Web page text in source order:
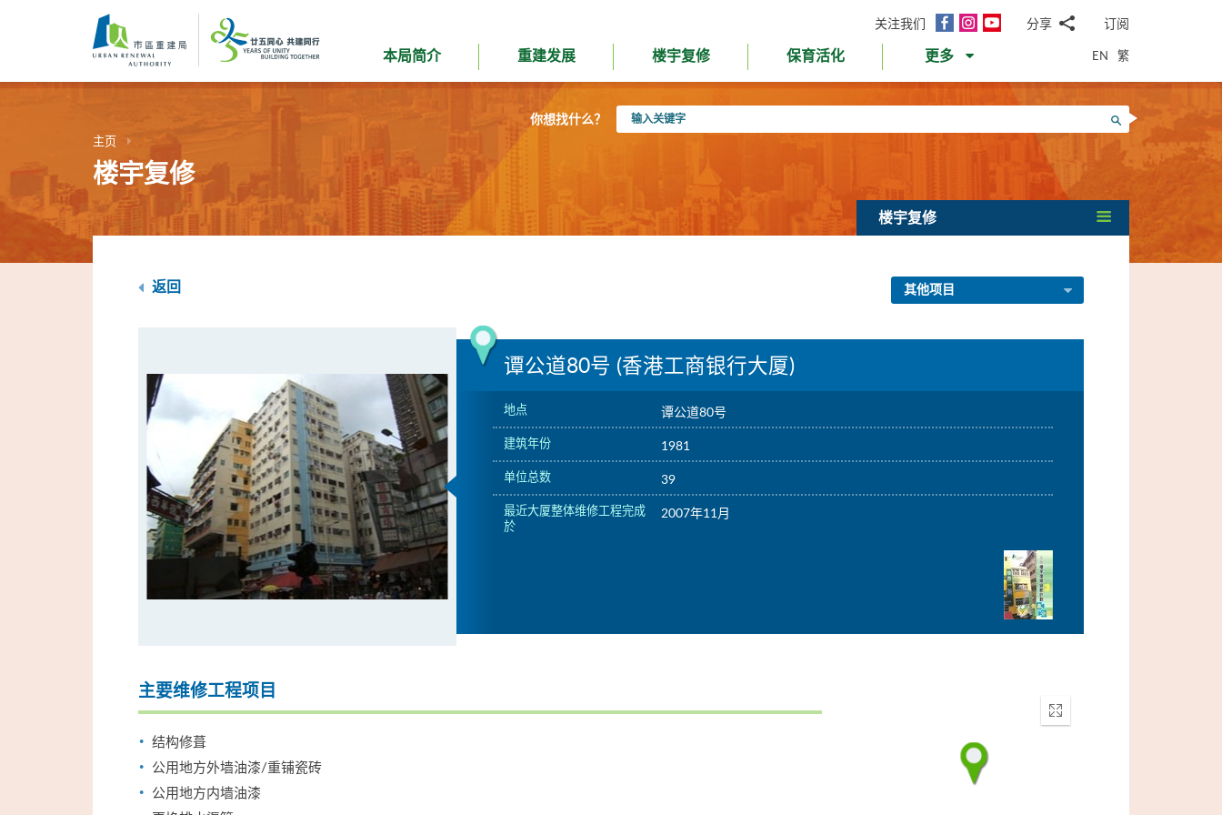
内
关注我们
面
InstagramYouTube分享
邮WhatsApp
微
信
面
书Twitter
LinkedIn
微
订阅
本局简介 重建发展 楼宇复修 保育活化 更多 EN 繁
你想找什么？
入
搜寻
主页
楼宇复修
楼宇复修
返回 其他项目
谭公道80号 (香港工商银行大厦)
地点 谭公道80号
建筑年份 1981
单位总数 39
最近大厦整体维修工程完成
於
2007年11月
主要维修工程项目
结构修葺
公用地方外墙油漆/重铺瓷砖
公用地方内墙油漆
Enter
fullscreen